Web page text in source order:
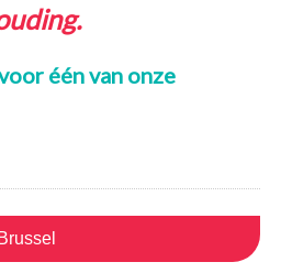
één van onze